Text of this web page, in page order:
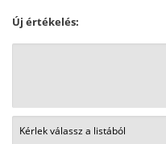
Új értékelés: